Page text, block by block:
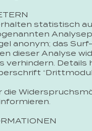
statistisch
anonym; das
dieser Analyse
Details
die